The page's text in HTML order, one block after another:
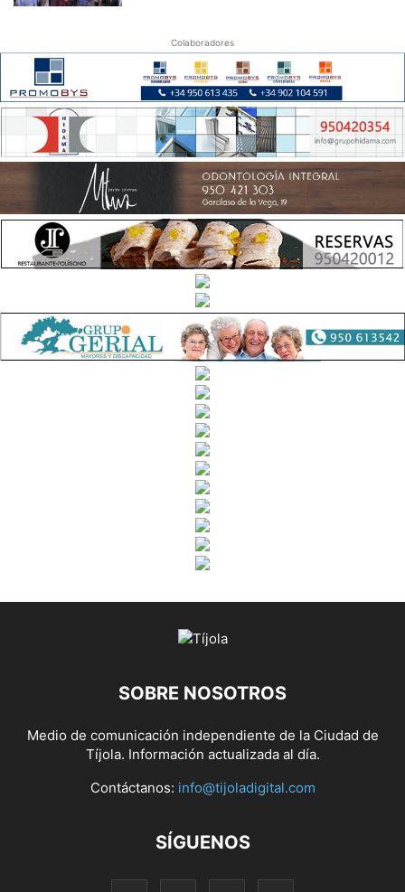
Colaboradores
SOBRE NOSOTROS
Medio de comunicación independiente de la Ciudad de
Tíjola. Información actualizada al día.
Contáctanos: info@tijoladigital.com
SÍGUENOS